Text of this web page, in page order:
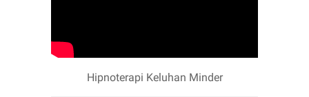
Hipnoterapi Keluhan Minder